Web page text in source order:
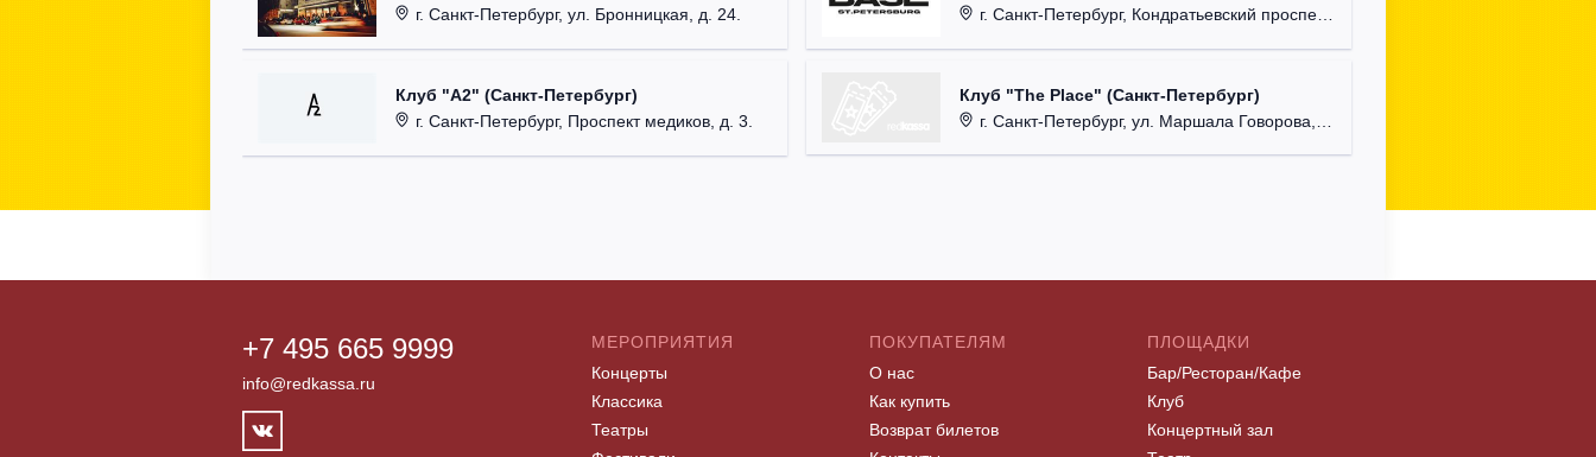
г. Санкт-Петербург, ул. Бронницкая, д. 24.
Клуб "А2" (Санкт-Петербург)
г. Санкт-Петербург, Проспект медиков, д. 3.
г. Санкт-Петербург, Кондратьевский проспект, д. 44.
Клуб "The Place" (Санкт-Петербург)
г. Санкт-Петербург, ул. Маршала Говорова, д. 47.
+7 495 665 9999
info@redkassa.ru
МЕРОПРИЯТИЯ
Концерты
Классика
Театры
ПОКУПАТЕЛЯМ
О нас
Как купить
Возврат билетов
ПЛОЩАДКИ
Бар/Ресторан/Кафе
Клуб
Концертный зал